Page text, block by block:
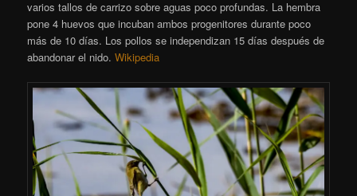
varios tallos de carrizo sobre aguas poco profundas. La hembra
pone 4 huevos que incuban ambos progenitores durante poco
más de 10 días. Los pollos se independizan 15 días después de
abandonar el nido.Wikipedia